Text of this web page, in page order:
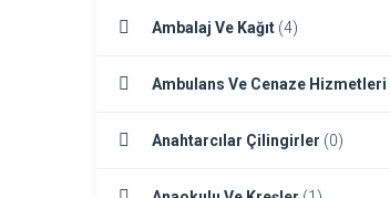
Ambalaj Ve Kağıt (4)
Ambulans Ve Cenaze Hizmetleri
Anahtarcılar Çilingirler (0)